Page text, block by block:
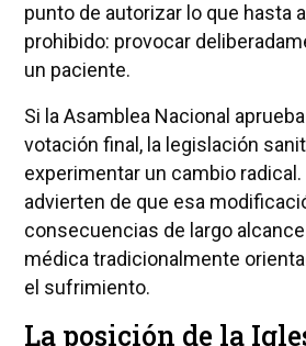
punto de autorizar lo que hasta
prohibido: provocar
un paciente.
Si la Asamblea Nacional
votación final, la legislación
experimentar un cambio
advierten de que esa
consecuencias de largo
médica tradicionalmente
el sufrimiento.
La posición de la